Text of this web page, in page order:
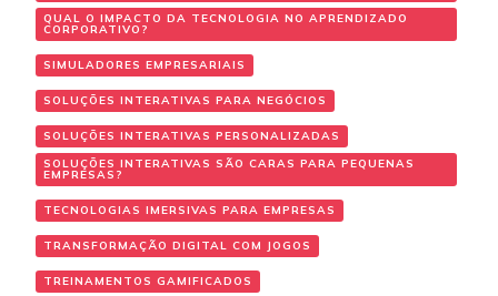
QUAL O IMPACTO DA TECNOLOGIA NO APRENDIZADO
CORPORATIVO?
SIMULADORES EMPRESARIAIS
SOLUÇÕES INTERATIVAS PARA NEGÓCIOS
SOLUÇÕES INTERATIVAS PERSONALIZADAS
SOLUÇÕES INTERATIVAS SÃO CARAS PARA PEQUENAS
EMPRESAS?
TECNOLOGIAS IMERSIVAS PARA EMPRESAS
TRANSFORMAÇÃO DIGITAL COM JOGOS
TREINAMENTOS GAMIFICADOS